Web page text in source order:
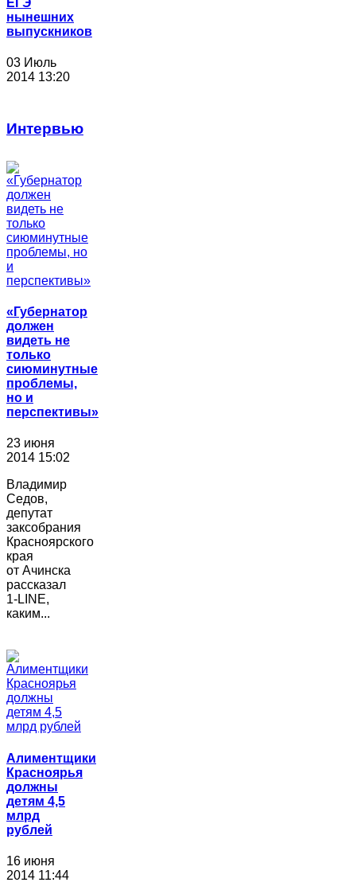
ЕГЭ
нынешних
выпускников
03 Июль
2014 13:20
Интервью
«Губернатор
должен
видеть не
только
сиюминутные
проблемы,
но и
перспективы»
23 июня
2014 15:02
Владимир
Седов,
депутат
заксобрания
Красноярского
края
от Ачинска
рассказал
1-LINE,
каким...
Алиментщики
Красноярья
должны
детям 4,5
млрд
рублей
16 июня
2014 11:44